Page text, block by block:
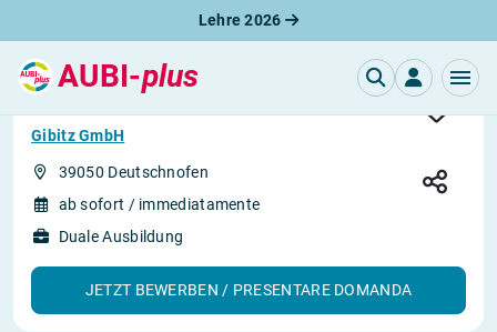
Lehre 2026
AUBI-plus
Apprendista elettricista (m/f/d)
Gibitz GmbH
39050 Deutschnofen
ab sofort / immediatamente
Duale Ausbildung
JETZT BEWERBEN / PRESENTARE DOMANDA